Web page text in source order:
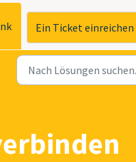
Ein Ticket einreichen